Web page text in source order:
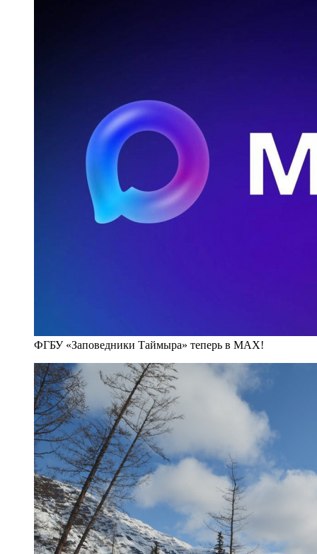
ФГБУ «Заповедники Таймыра» теперь в MAX!